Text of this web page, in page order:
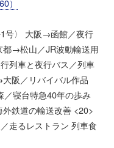
号〉 大阪→函館／夜行
都→松山／JR波動輸送用
列車と夜行バス／列車
阪／リバイバル作品
寝台特急40年の歩み
鉄道の輸送改善 <20>
走るレストラン 列車食